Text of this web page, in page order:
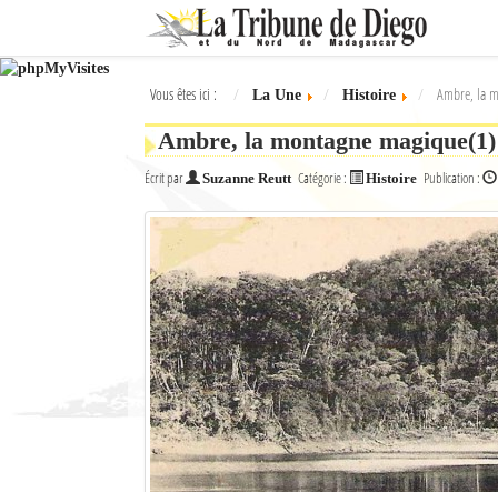
Ok
L'actualité à Diego Suarez
Vous êtes ici : La Une Histoire Ambre, la
Ambre, la montagne magique(1)
Écrit par Suzanne Reutt Catégorie : Histoire Publication :